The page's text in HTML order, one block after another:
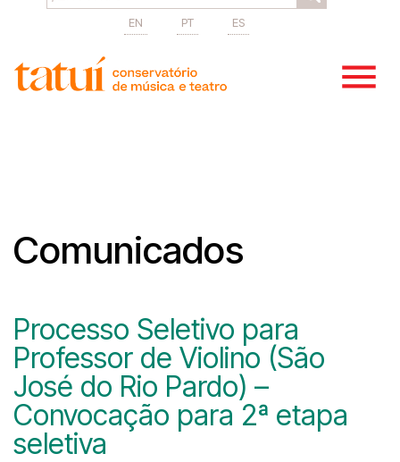
EN PT ES
Comunicados
Processo Seletivo para
Professor de Violino (São
José do Rio Pardo) –
Convocação para 2ª etapa
seletiva